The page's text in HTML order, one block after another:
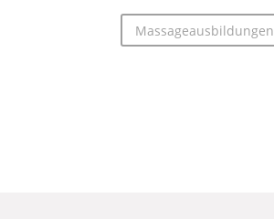
Massageausbildungen